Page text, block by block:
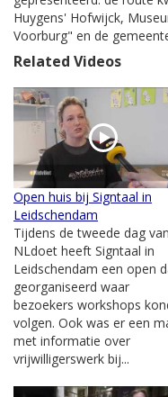
Huygens' Hofwijck,
Voorburg" en de
Related Videos
Open huis bij Signtaal in
Leidschendam
Tijdens de tweede dag van
NLdoet heeft Signtaal in
Leidschendam een open
georganiseerd waar
bezoekers workshops
volgen. Ook was er een
met informatie over
vrijwilligerswerk bij...